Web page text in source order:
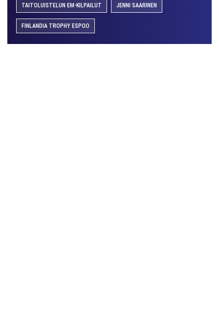
TAITOLUISTELUN EM-KILPAILUT JENNI SAARINEN
FINLANDIA TROPHY ESPOO